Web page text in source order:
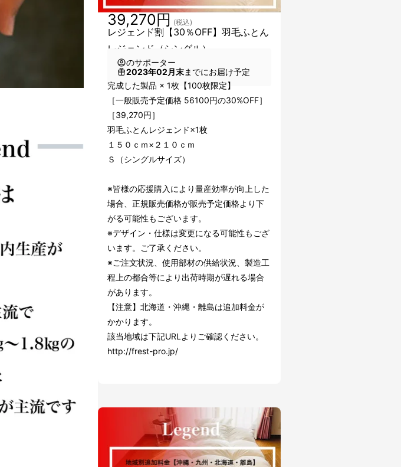
レジェンド割【30％OFF】羽毛ふとん
レジェンド（シングル）
39,270円 (税込)
のサポーター
2023年02月末までにお届け予定
完成した製品 × 1枚【100枚限定】
［一般販売予定価格 56100円の30%OFF］
［39,270円］
羽毛ふとんレジェンド×1枚
１５０ｃｍ×２１０ｃｍ
Ｓ（シングルサイズ）
※皆様の応援購入により量産効率が向上した
場合、正規販売価格が販売予定価格より下
がる可能性もございます。
※デザイン・仕様は変更になる可能性もござ
います。ご了承ください。
※ご注文状況、使用部材の供給状況、製造工
程上の都合等により出荷時期が遅れる場合
があります。
【注意】北海道・沖縄・離島は追加料金が
かかります。
該当地域は下記URLよりご確認ください。
http://frest-pro.jp/